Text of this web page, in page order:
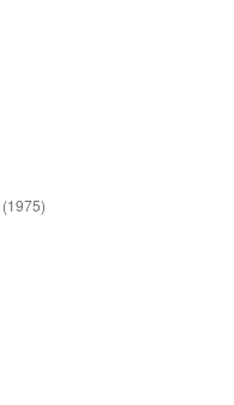
(1975)